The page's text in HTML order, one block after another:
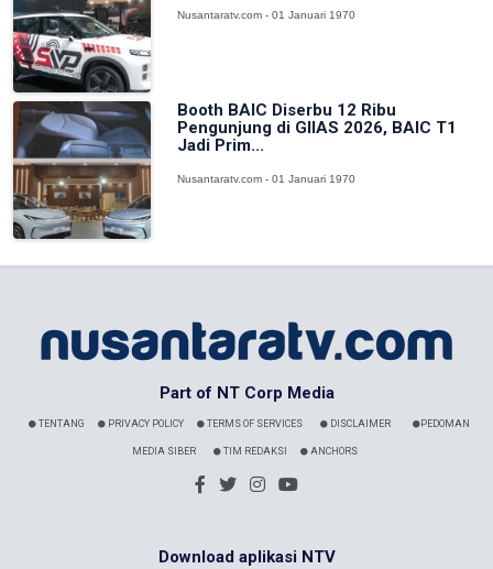
Nusantaratv.com - 01 Januari 1970
Booth BAIC Diserbu 12 Ribu
Pengunjung di GIIAS 2026, BAIC T1
Jadi Prim...
Nusantaratv.com - 01 Januari 1970
Part of NT Corp Media
TENTANG PRIVACY POLICY TERMS OF SERVICES DISCLAIMER PEDOMAN
MEDIA SIBER TIM REDAKSI ANCHORS
Download aplikasi NTV